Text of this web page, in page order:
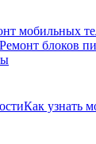
мобильных
Ремонт блоков
Как узнать